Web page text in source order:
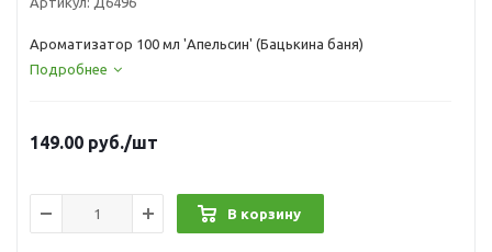
Ароматизатор 100 мл 'Апельсин' (Бацькина баня)
Подробнее
149.00 руб./шт
В корзину